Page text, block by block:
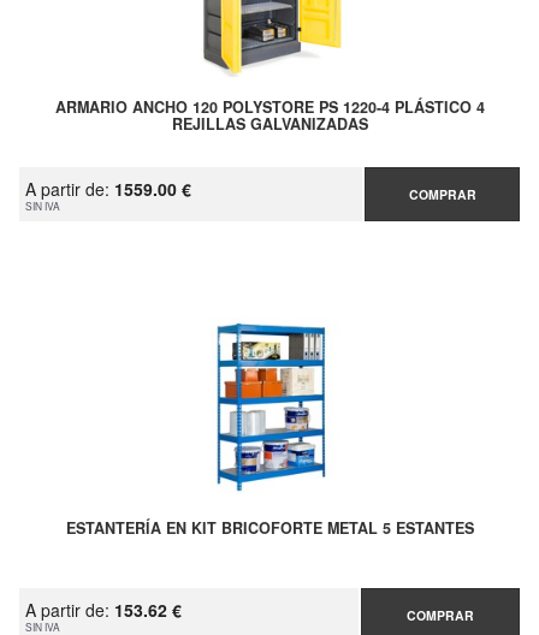
ARMARIO ANCHO 120 POLYSTORE PS 1220-4 PLÁSTICO 4
REJILLAS GALVANIZADAS
A partir de: 1559.00 €
SIN IVA
COMPRAR
ESTANTERÍA EN KIT BRICOFORTE METAL 5 ESTANTES
A partir de: 153.62 €
SIN IVA
COMPRAR